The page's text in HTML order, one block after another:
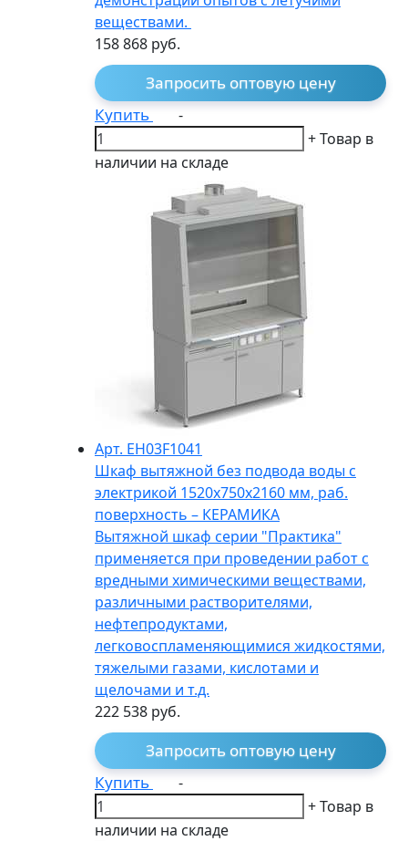
веществами.
158 868 руб.
Запросить оптовую цену
Купить
-
+Товар в
наличии на складе
Арт. EH03F1041
Шкаф вытяжной без подвода воды с
электрикой 1520х750х2160 мм, раб.
поверхность – КЕРАМИКА
Вытяжной шкаф серии "Практика"
применяется при проведении работ с
вредными химическими веществами,
различными растворителями,
нефтепродуктами,
легковоспламеняющимися жидкостями,
тяжелыми газами, кислотами и
щелочами и т.д.
222 538 руб.
Запросить оптовую цену
Купить
-
+Товар в
наличии на складе